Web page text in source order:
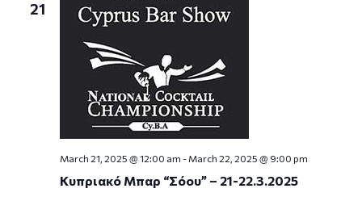
21
Κυπριακό Μπαρ “Σόου” – 21-22.3.2025
March 21, 2025 @ 12:00 am - March 22, 2025 @ 9:00 pm